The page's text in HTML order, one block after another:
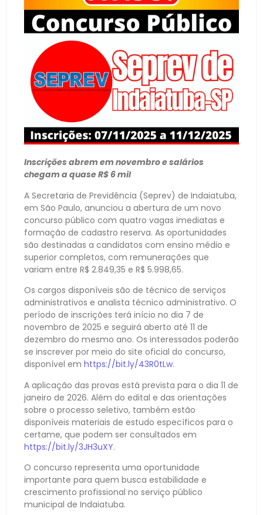
Inscrições abrem em novembro e salários
chegam a quase R$ 6 mil
A Secretaria de Previdência (Seprev) de Indaiatuba,
em São Paulo, anunciou a abertura de um novo
concurso público com quatro vagas imediatas e
formação de cadastro reserva. As oportunidades
são destinadas a candidatos com ensino médio e
superior completos, com remunerações que
variam entre R$ 2.849,35 e R$ 5.998,65.
Os cargos disponíveis são de técnico de serviços
administrativos e analista técnico administrativo. O
período de inscrições terá início no dia 7 de
novembro de 2025 e seguirá aberto até 11 de
dezembro do mesmo ano. Os interessados poderão
se inscrever por meio do site oficial do concurso,
disponível em https://bit.ly/43R0tLw.
A aplicação das provas está prevista para o dia 11 de
janeiro de 2026. Além do edital e das orientações
sobre o processo seletivo, também estão
disponíveis materiais de estudo específicos para o
certame, que podem ser consultados em
https://bit.ly/3JH3uXY.
O concurso representa uma oportunidade
importante para quem busca estabilidade e
crescimento profissional no serviço público
municipal de Indaiatuba.